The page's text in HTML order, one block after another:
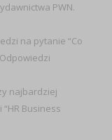
PWN.
na pytanie “Co
najbardziej
Business